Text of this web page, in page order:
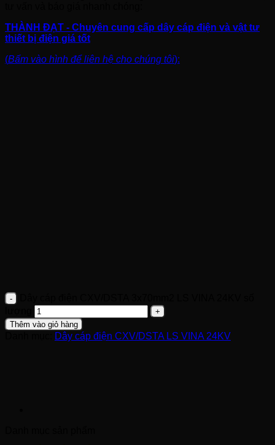
THÀNH ĐẠT - Chuyên cung cấp dây cáp điện và vật tư
thiết bị điện giá tốt
(Bấm vào hình để liên hệ cho chúng tôi):
Thêm vào giỏ hàng
Dây cáp điện CXV/DSTA LS VINA 24KV